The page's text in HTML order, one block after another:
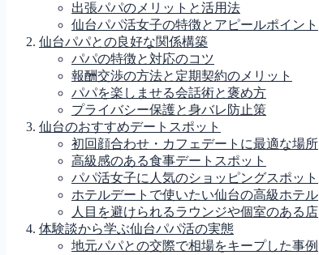
出張パパのメリットと活用法
仙台パパ活女子の特徴とアピールポイント
仙台パパとの良好な関係構築
パパの特徴と対応のコツ
報酬交渉の方法と定期契約のメリット
パパを楽しませる会話術と褒め方
プライバシー保護と身バレ防止策
仙台のおすすめデートスポット
初回顔合わせ・カフェデートに最適な場所
高級感のある食事デートスポット
パパ活女子に人気のショッピングスポット
ホテルデートで使いたい仙台の高級ホテル
人目を避けられるラウンジや個室のある店
体験談から学ぶ仙台パパ活の実態
地元パパとの交際で相場をキープした事例